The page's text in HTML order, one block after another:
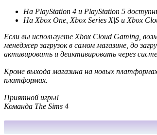
На PlayStation 4 и PlayStation 5
На Xbox One, Xbox Series X|S и Xbox
Если вы используете Xbox Cloud Gaming,
менеджер загрузок в самом магазине, до
активировать и деактивировать через
Кроме выхода магазина на новых
платформах.
Приятной игры!
Команда The Sims 4